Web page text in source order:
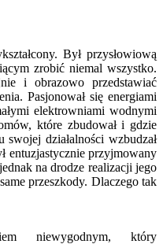
Był przysłowiową
zrobić niemal wszystko.
i obrazowo przedstawiać
Pasjonował się energiami
elektrowniami wodnymi
które zbudował i gdzie
działalności wzbudzał
entuzjastycznie przyjmowany
na drodze realizacji jego
przeszkody. Dlaczego tak
niewygodnym, który